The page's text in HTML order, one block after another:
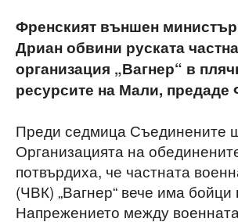
Френският външен
Дриан обвини руската
организация „Вагнер“ в
ресурсите на Мали, предаде
Преди седмица Съединените
Организацията на
потвърдиха, че частната
(ЧВК) „Вагнер“ вече има
Напрежението между